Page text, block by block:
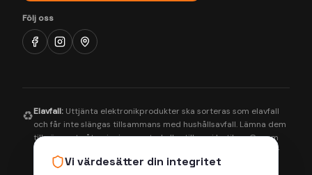
Vi värdesätter din integritet
Följ oss
♻️Elavfall: Uttjänta elektronikprodukter ska sorteras som elavfall
och får inte slängas tillsammans med hushållsavfall. Lämna dem
till närmaste återvinningscentral eller till oss i butiken. Genom
korrekt hantering bidrar du till en bättre miljö och säkerställer
att farliga ämnen tas om hand på rätt sätt.